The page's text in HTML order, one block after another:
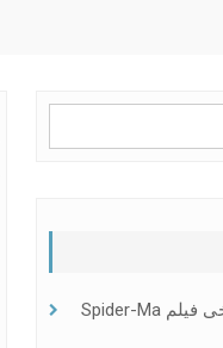
بررسی تمام رکوردهای تاریخی فیلم Spider-Ma